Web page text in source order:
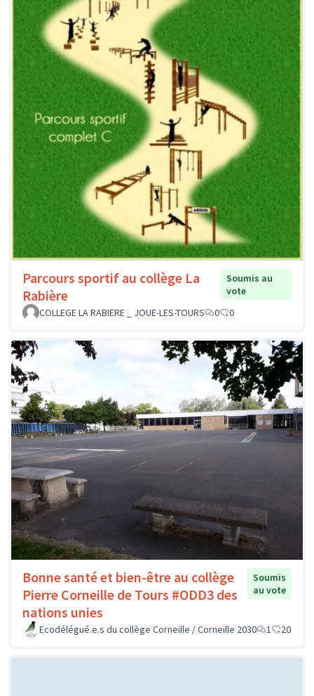
Parcours sportif au collège La
Rabière
Soumis au
vote
COLLEGE LA RABIERE _ JOUE-LES-TOURS
0 0
Bonne santé et bien-être au collège
Pierre Corneille de Tours #ODD3 des
nations unies
Soumis
au vote
Ecodélégué.e.s du collège Corneille / Corneille 2030 1 20